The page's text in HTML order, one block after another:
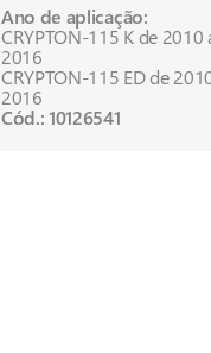
Ano de aplicação:
CRYPTON-115 K de 2010
2016
CRYPTON-115 ED de
2016
Cód.: 10126541